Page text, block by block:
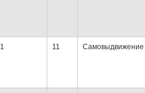
1 11 Самовыдвижение